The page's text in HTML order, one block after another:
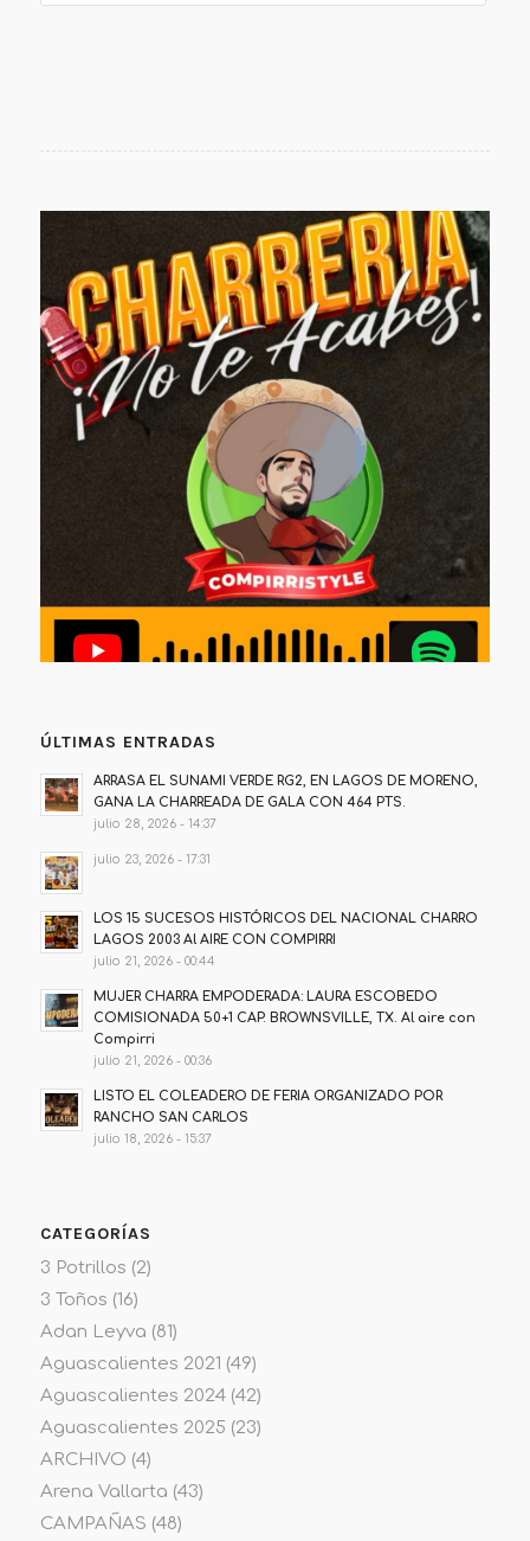
ÚLTIMAS ENTRADAS
ARRASA EL SUNAMI VERDE RG2, EN LAGOS DE MORENO,
GANA LA CHARREADA DE GALA CON 464 PTS.
julio 28, 2026 - 14:37
julio 23, 2026 - 17:31
LOS 15 SUCESOS HISTÓRICOS DEL NACIONAL CHARRO
LAGOS 2003 Al AIRE CON COMPIRRI
julio 21, 2026 - 00:44
MUJER CHARRA EMPODERADA: LAURA ESCOBEDO
COMISIONADA 50+1 CAP. BROWNSVILLE, TX. Al aire con
Compirri
julio 21, 2026 - 00:36
LISTO EL COLEADERO DE FERIA ORGANIZADO POR
RANCHO SAN CARLOS
julio 18, 2026 - 15:37
CATEGORÍAS
3 Potrillos (2)
3 Toños (16)
Adan Leyva (81)
Aguascalientes 2021 (49)
Aguascalientes 2024(42)
Aguascalientes 2025 (23)
ARCHIVO (4)
Arena Vallarta (43)
CAMPAÑAS (48)